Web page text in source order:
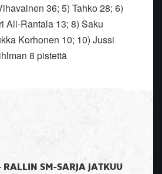
36; 5) Tahko 28; 6)
Ali-Rantala 13; 8) Saku
Korhonen 10; 10) Jussi
8 pistettä
RALLIN SM-SARJA JATKUU